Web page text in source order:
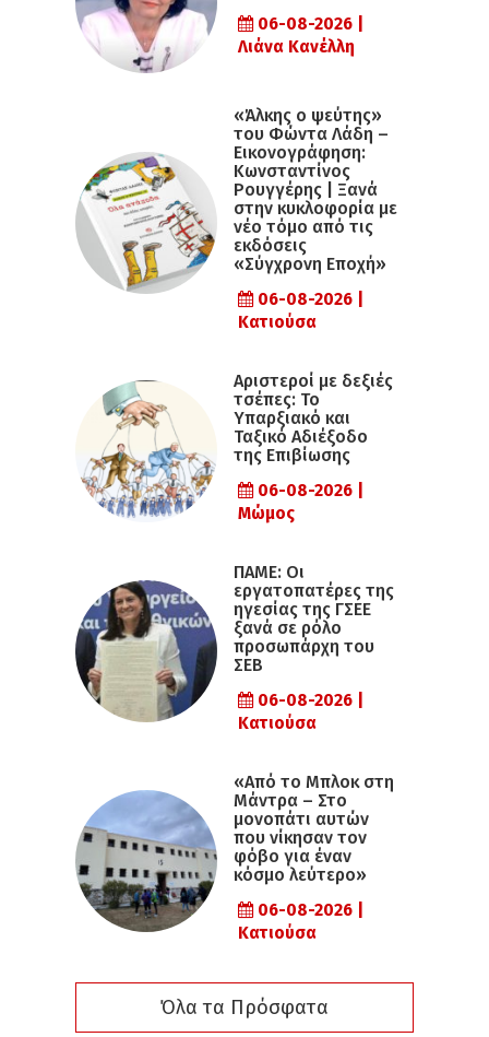
06-08-2026 |
Λιάνα Κανέλλη
«Άλκης ο ψεύτης»
του Φώντα Λάδη –
Εικονογράφηση:
Κωνσταντίνος
Ρουγγέρης | Ξανά
στην κυκλοφορία με
νέο τόμο από τις
εκδόσεις
«Σύγχρονη Εποχή»
06-08-2026 |
Κατιούσα
Αριστεροί με δεξιές
τσέπες: Το
Υπαρξιακό και
Ταξικό Αδιέξοδο
της Επιβίωσης
06-08-2026 |
Μώμος
ΠΑΜΕ: Οι
εργατοπατέρες της
ηγεσίας της ΓΣΕΕ
ξανά σε ρόλο
προσωπάρχη του
ΣΕΒ
06-08-2026 |
Κατιούσα
«Από το Μπλοκ στη
Μάντρα – Στο
μονοπάτι αυτών
που νίκησαν τον
φόβο για έναν
κόσμο λεύτερο»
06-08-2026 |
Κατιούσα
Όλα τα Πρόσφατα